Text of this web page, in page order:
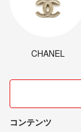
CHANEL
コンテンツ